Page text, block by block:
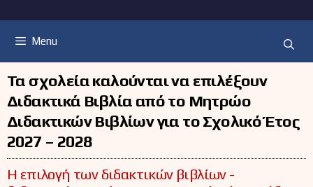
Menu
Τα σχολεία καλούνται να επιλέξουν
Διδακτικά Βιβλία από το Μητρώο
Διδακτικών Βιβλίων για το Σχολικό Έτος
2027 – 2028
Η επιλογή των διδακτικών βιβλίων -